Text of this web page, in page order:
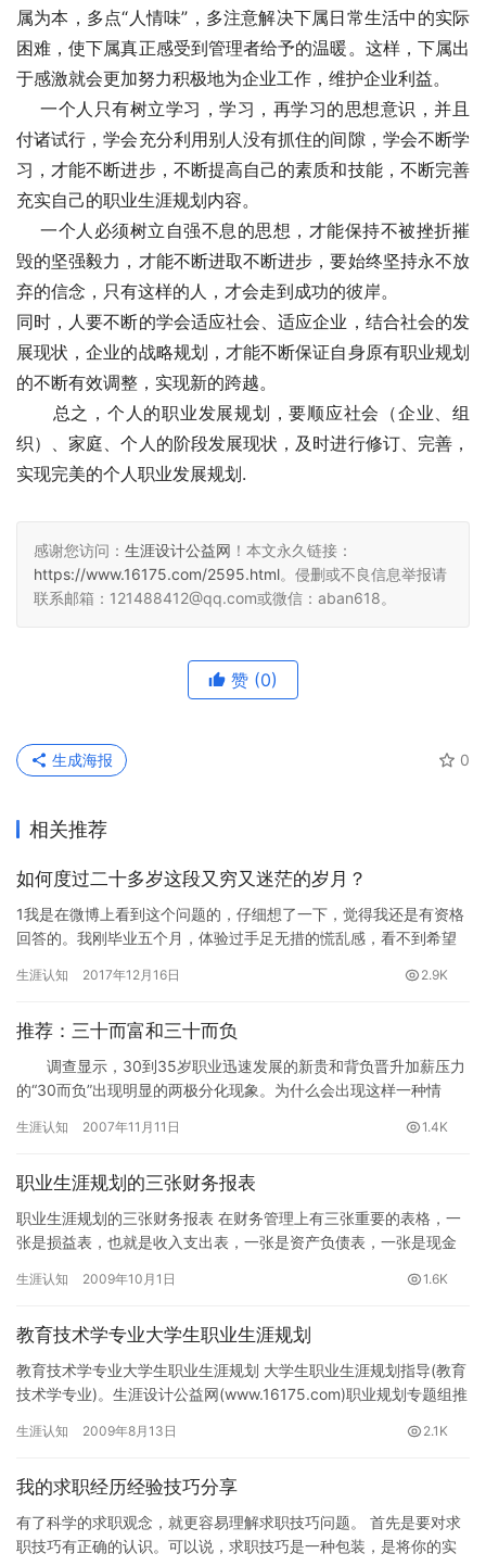
属为本，多点“人情味”，多注意解决下属日常生活中的实际
困难，使下属真正感受到管理者给予的温暖。这样，下属出
于感激就会更加努力积极地为企业工作，维护企业利益。
一个人只有树立学习，学习，再学习的思想意识，并且
付诸试行，学会充分利用别人没有抓住的间隙，学会不断学
习，才能不断进步，不断提高自己的素质和技能，不断完善
充实自己的职业生涯规划内容。
一个人必须树立自强不息的思想，才能保持不被挫折摧
毁的坚强毅力，才能不断进取不断进步，要始终坚持永不放
弃的信念，只有这样的人，才会走到成功的彼岸。
同时，人要不断的学会适应社会、适应企业，结合社会的发
展现状，企业的战略规划，才能不断保证自身原有职业规划
的不断有效调整，实现新的跨越。
总之，个人的职业发展规划，要顺应社会（企业、组
织）、家庭、个人的阶段发展现状，及时进行修订、完善，
实现完美的个人职业发展规划.
感谢您访问： 生涯设计公益网 ！本文永久链接：
https://www.16175.com/2595.html。侵删或不良信息举报请
联系邮箱：121488412@qq.com或微信：aban618。
赞 (0)
0
生成海报
相关推荐
如何度过二十多岁这段又穷又迷茫的岁月？
1我是在微博上看到这个问题的，仔细想了一下，觉得我还是有资格
回答的。我刚毕业五个月，体验过手足无措的慌乱感，看不到希望
虽然…
生涯认知 2017年12月16日 2.9K
推荐：三十而富和三十而负
调查显示，30到35岁职业迅速发展的新贵和背负晋升加薪压力
的“30而负”出现明显的两极分化现象。为什么会出现这样一种情
生涯认知 2007年11月11日 1.4K
职业生涯规划的三张财务报表
职业生涯规划的三张财务报表 在财务管理上有三张重要的表格，一
张是损益表，也就是收入支出表，一张是资产负债表，一张是现金
做了…
生涯认知 2009年10月1日 1.6K
教育技术学专业大学生职业生涯规划
教育技术学专业大学生职业生涯规划 大学生职业生涯规划指导(教育
技术学专业)。生涯设计公益网(www.16175.com)职业规划专题组推
生涯认知 2009年8月13日 2.1K
我的求职经历经验技巧分享
有了科学的求职观念，就更容易理解求职技巧问题。 首先是要对求
职技巧有正确的认识。可以说，求职技巧是一种包装，是将你的实